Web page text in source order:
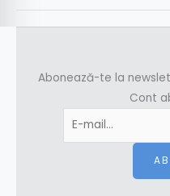
Abonează-te la
Cont